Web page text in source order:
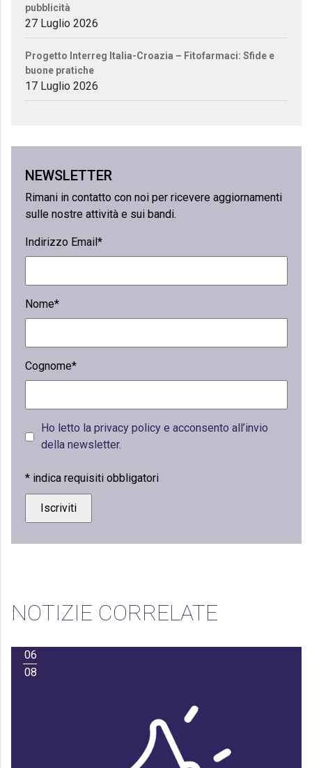
pubblicità
27 Luglio 2026
Progetto Interreg Italia-Croazia – Fitofarmaci: Sfide e
buone pratiche
17 Luglio 2026
NEWSLETTER
Rimani in contatto con noi per ricevere aggiornamenti
sulle nostre attività e sui bandi.
Indirizzo Email*
Nome*
Cognome*
Ho letto la privacy policy e acconsento all’invio
della newsletter.
* indica requisiti obbligatori
NOTIZIE CORRELATE
06
08